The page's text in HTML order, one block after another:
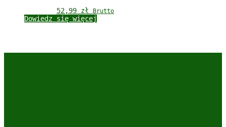
52,99 zł Brutto
Dowiedz się więcej